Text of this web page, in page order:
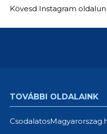
Kövesd Instagram
TOVÁBBI OLDALAINK